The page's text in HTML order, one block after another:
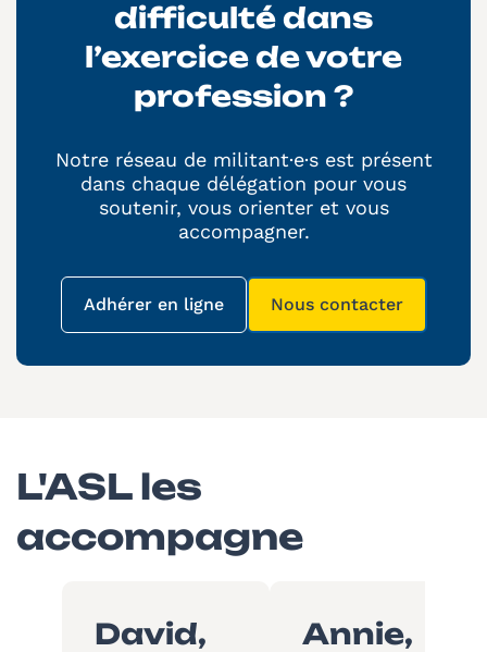
difficulté dans
l’exercice de votre
profession ?
Notre réseau de militant·e·s est présent
dans chaque délégation pour vous
soutenir, vous orienter et vous
accompagner.
Adhérer en ligne(nouvelle fenêtre)Nous contacter
(nouvelle fenêtre)
L'ASL les
accompagne
David,
Annie,